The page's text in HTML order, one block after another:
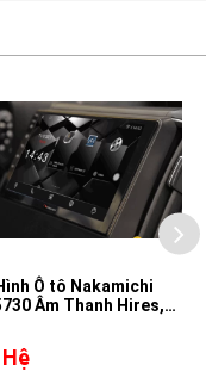
Ô tô Nakamichi
Âm Thanh Hires,